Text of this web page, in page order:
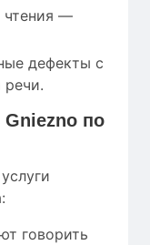
чтения —
дефекты с
Gniezno по
говорить